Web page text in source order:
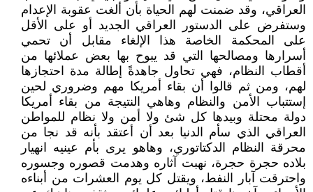
العراقي، وقد ضمنت لهم الحياة بأن ألغت عقوبة الإعدام
وستفرض على الدستور العراقي الجديد أو على الأقل
على المحكمة الخاصة هذا الإلغاء مقابل أن تحمي
أسرارها ومصالحها التي قد يبوح بها بعض عملائها من
أقطاب النظام، فهي تحاول جاهدةً إطالة مدة احتجازها
لهم، ومن ثم قالوا أن بقاء أمريكا مهم وضروري لحين
إستتباب الأمن والنظام وهاهي النتيجة من بقاء أمريكا
دولة محتلة وبيدها كل شئ ولا أمن ولا نظام للمواطن
العراقي الذي سأم الدنيا بعد أن أعتقد بأنه قد نجا من
محرقة النظام الدكتاتوري، وهاهو يرى بأم عينيه انهيار
بلاده حجرة حجرة، نهبت آثاره وهدمت قصوره وجسوره
واحترقت آبار النفط، ويقتل كل يوم العشرات من أبناءه